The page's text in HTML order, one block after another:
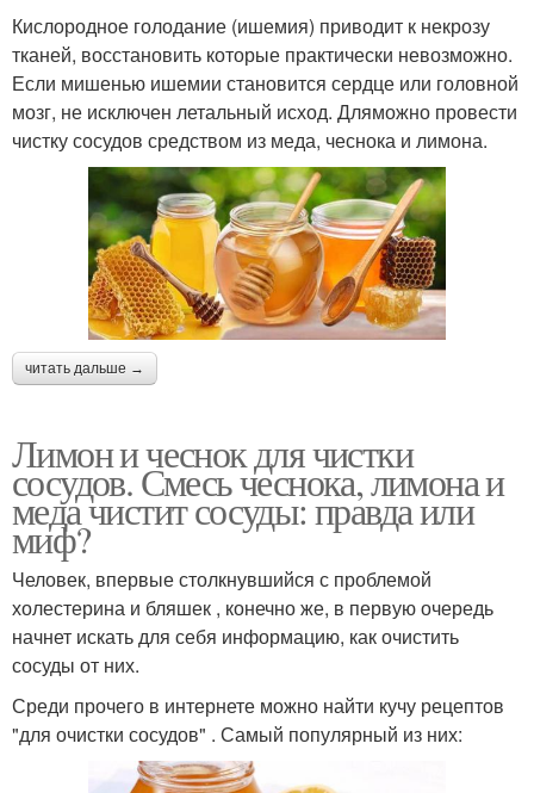
Кислородное голодание (ишемия) приводит к некрозу
тканей, восстановить которые практически невозможно.
Если мишенью ишемии становится сердце или головной
мозг, не исключен летальный исход. Дляможно провести
чистку сосудов средством из меда, чеснока и лимона.
читать дальше →
Лимон и чеснок для чистки
сосудов. Смесь чеснока, лимона и
меда чистит сосуды: правда или
миф?
Человек, впервые столкнувшийся с проблемой
холестерина и бляшек , конечно же, в первую очередь
начнет искать для себя информацию, как очистить
сосуды от них.
Среди прочего в интернете можно найти кучу рецептов
"для очистки сосудов" . Самый популярный из них: